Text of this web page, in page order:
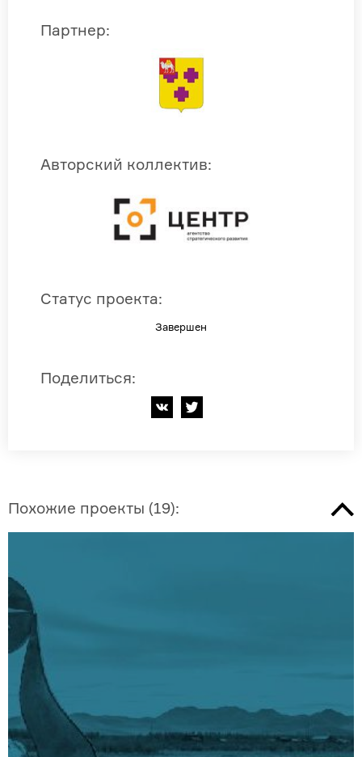
Партнер:
Авторский коллектив:
Статус проекта:
Завершен
Поделиться:
Похожие проекты (19):